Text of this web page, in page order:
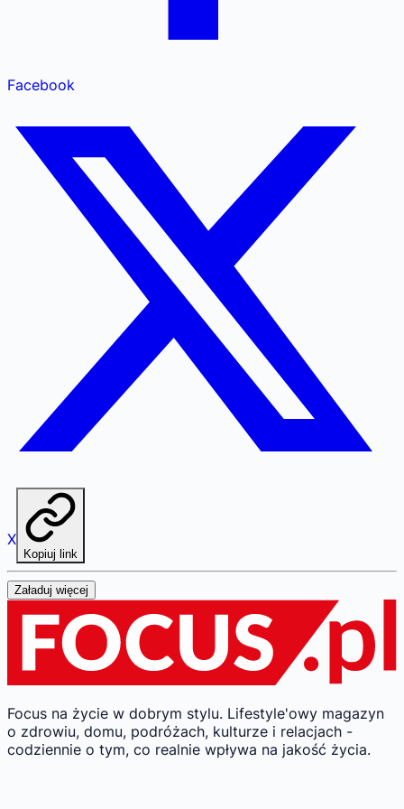
Facebook
X
Kopiuj link
Załaduj więcej
Focus na życie w dobrym stylu. Lifestyle'owy magazyn
o zdrowiu, domu, podróżach, kulturze i relacjach -
codziennie o tym, co realnie wpływa na jakość życia.